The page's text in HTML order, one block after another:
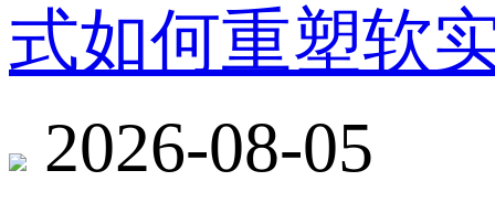
式如何重塑软
2026-08-05